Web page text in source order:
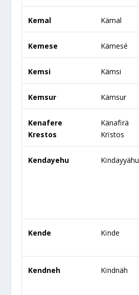
Kemal Kämal
Kemese Kämesé
Kemsi Kämsi
Kemsur Kämsur
Kenafere
Krestos
Känafïrä
Krïstos
Kendayehu Kïndayyähu
Kende Kïnde
Kendneh Kïndnäh